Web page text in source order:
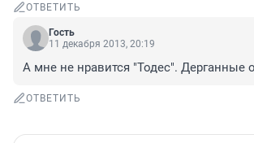
ОТВЕТИТЬ
Гость
11 декабря 2013, 20:19
А мне не нравится "Тодес". Дерганные
ОТВЕТИТЬ